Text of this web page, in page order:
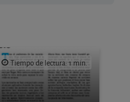
Tiempo de lectura: 1 min.